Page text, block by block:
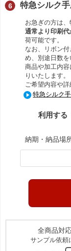
特急シルク
お急ぎの方は、
通常より印刷
荷可能です。
なお、リボン
め、別途日数を
商品や加工内
りいたします。
ご希望内容や詳
特急シルク
利用する
納期・納品場
全商品対
サンプル依頼